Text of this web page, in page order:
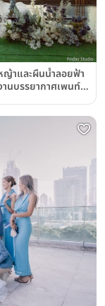
ญ้าและผืนน้ำลอยฟ้า
นบรรยากาศเพนท์